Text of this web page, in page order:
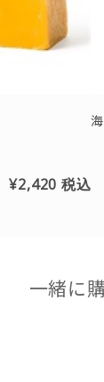
¥2,420税込
一緒に